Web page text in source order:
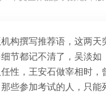
构撰写推荐语，这两
节都记不清了，吴淡如
性，王安石做宰相时
些参加考试的人，只